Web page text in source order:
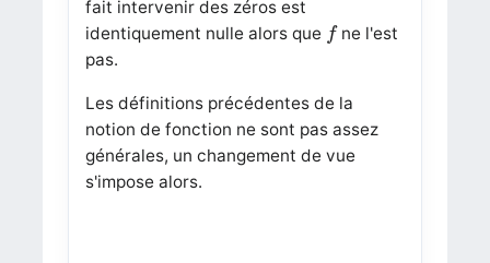
fait intervenir des zéros est
identiquement nulle alors que f
fne l'est
pas.
Les définitions précédentes de la
notion de fonction ne sont pas assez
générales, un changement de vue
s'impose alors.